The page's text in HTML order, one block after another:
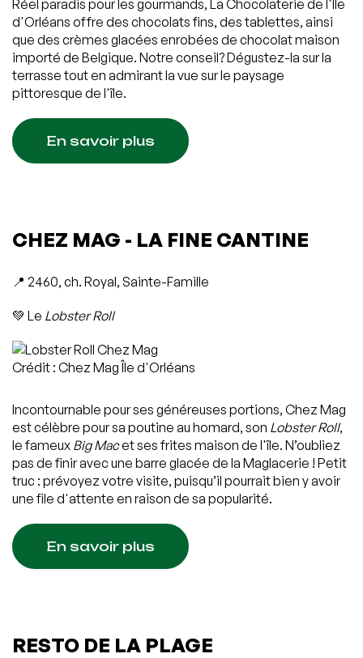
Réel paradis pour les gourmands, La Chocolaterie de l'Île
d'Orléans offre des chocolats fins, des tablettes, ainsi
que des crèmes glacées enrobées de chocolat maison
importé de Belgique. Notre conseil? Dégustez-la sur la
terrasse tout en admirant la vue sur le paysage
pittoresque de l'île.
En savoir plus
CHEZ MAG - LA FINE CANTINE
📍 2460, ch. Royal, Sainte-Famille
💚 Le Lobster Roll
Crédit : Chez Mag Île d'Orléans
Incontournable pour ses généreuses portions, Chez Mag
est célèbre pour sa poutine au homard, son Lobster Roll,
le fameux Big Macet ses frites maison de l'île. N’oubliez
pas de finir avec une barre glacée de la Maglacerie ! Petit
truc : prévoyez votre visite, puisqu’il pourrait bien y avoir
une file d'attente en raison de sa popularité.
En savoir plus
RESTO DE LA PLAGE